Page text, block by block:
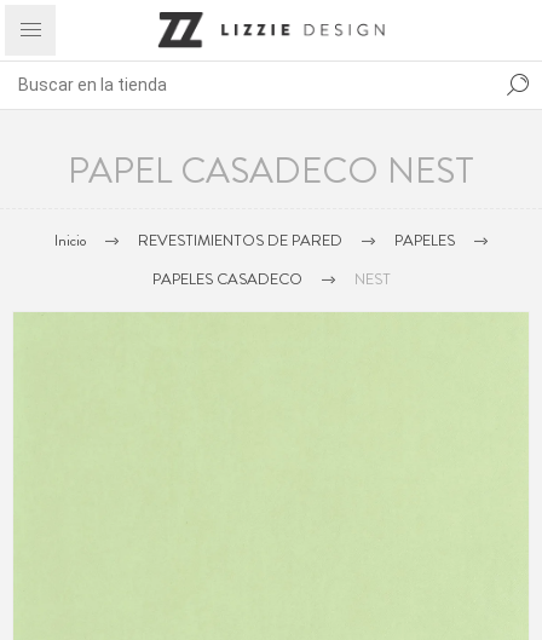
PAPEL CASADECO NEST
Inicio REVESTIMIENTOS DE PARED
PAPELES
PAPELES CASADECO
NEST